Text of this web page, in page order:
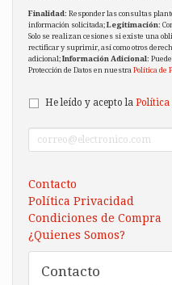
Finalidad: Responder las consultas
información solicitada;Legitimación:
Solo se realizan cesiones si existe una
rectificar y suprimir, así como otros
adicional;Información Adicional:
Protección de Datos en nuestra Política de
He leído y acepto la Política
Contacto
Política Privacidad
Condiciones de Compra
¿Quienes Somos?
Contacto